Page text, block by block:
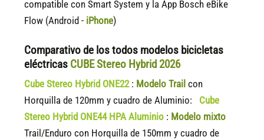
compatible con Smart System y la App Bosch eBike
Flow (Android - iPhone)
Comparativo de los todos modelos bicicletas
eléctricas CUBE Stereo Hybrid 2026
Cube Stereo Hybrid ONE22: Modelo Trail con
Horquilla de 120mm y cuadro de Aluminio: Cube
Stereo Hybrid ONE44 HPA Aluminio : Modelo mixto
Trail/Enduro con Horquilla de 150mm y cuadro de